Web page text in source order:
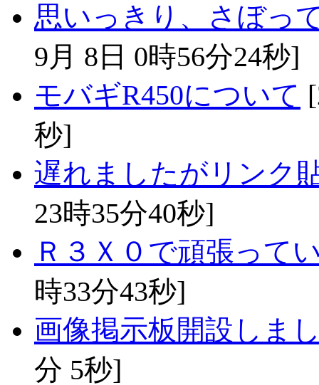
思いっきり、さぼっ
9月 8日 0時56分24秒]
モバギR450について
秒]
遅れましたがリンク
23時35分40秒]
Ｒ３Ｘ０で頑張って
時33分43秒]
画像掲示板開設しま
分 5秒]